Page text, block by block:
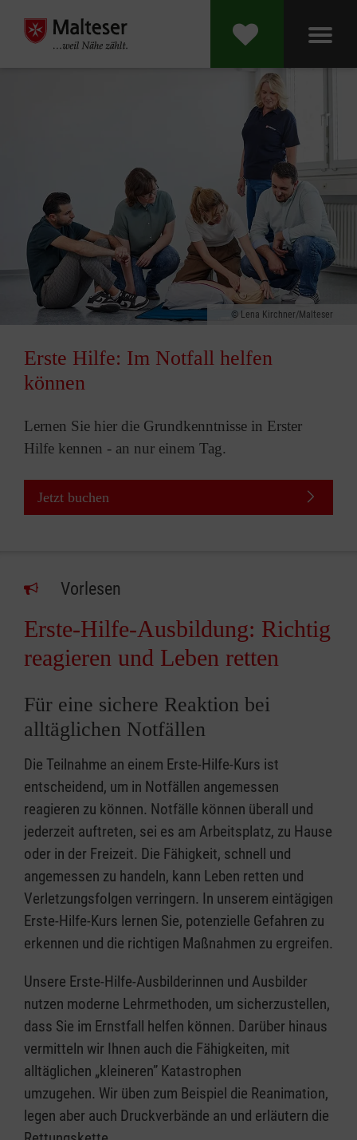
Lena Kirchner/Malteser
Erste Hilfe: Im Notfall helfen
können
Lernen Sie hier die Grundkenntnisse in Erster
Hilfe kennen - an nur einem Tag.
Jetzt buchen
Vorlesen
Erste-Hilfe-Ausbildung: Richtig
reagieren und Leben retten
Für eine sichere Reaktion bei
alltäglichen Notfällen
Die Teilnahme an einem Erste-Hilfe-Kurs ist
entscheidend, um in Notfällen angemessen
reagieren zu können. Notfälle können überall und
jederzeit auftreten, sei es am Arbeitsplatz, zu Hause
oder in der Freizeit. Die Fähigkeit, schnell und
angemessen zu handeln, kann Leben retten und
Verletzungsfolgen verringern. In unserem eintägigen
Erste-Hilfe-Kurs lernen Sie, potenzielle Gefahren zu
erkennen und die richtigen Maßnahmen zu ergreifen.
Unsere Erste-Hilfe-Ausbilderinnen und Ausbilder
nutzen moderne Lehrmethoden, um sicherzustellen,
dass Sie im Ernstfall helfen können. Darüber hinaus
vermitteln wir Ihnen auch die Fähigkeiten, mit
alltäglichen „kleineren” Katastrophen
umzugehen. Wir üben zum Beispiel die Reanimation,
legen aber auch Druckverbände an und erläutern die